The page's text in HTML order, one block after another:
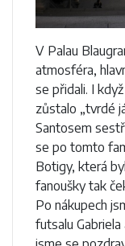
V Palau
atmosféra,
se přidali. I
zůstalo „tvrdé
Santosem
se po tomto
Botigy, která
fanoušky tak
Po nákupech
futsalu